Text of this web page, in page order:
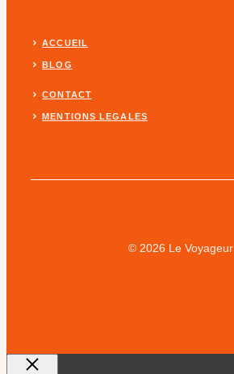
ACCUEIL
BLOG
CONTACT
MENTIONS LEGALES
© 2026 Le Voyageur